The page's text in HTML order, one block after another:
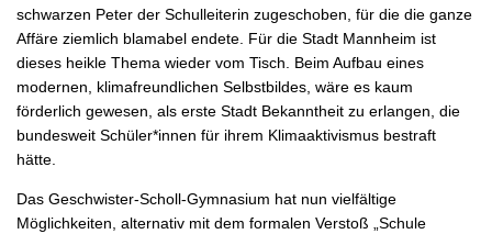
schwarzen Peter der Schulleiterin zugeschoben, für die die ganze
Affäre ziemlich blamabel endete. Für die Stadt Mannheim ist
dieses heikle Thema wieder vom Tisch. Beim Aufbau eines
modernen, klimafreundlichen Selbstbildes, wäre es kaum
förderlich gewesen, als erste Stadt Bekanntheit zu erlangen, die
bundesweit Schüler*innen für ihrem Klimaaktivismus bestraft
hätte.
Das Geschwister-Scholl-Gymnasium hat nun vielfältige
Möglichkeiten, alternativ mit dem formalen Verstoß „Schule